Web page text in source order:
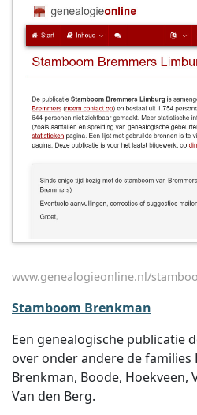
www.genealogieonline.nl/
Stamboom Brenkman
Een genealogische publicatie
over onder andere de families
Brenkman, Boode, Hoekveen,
Van den Berg.